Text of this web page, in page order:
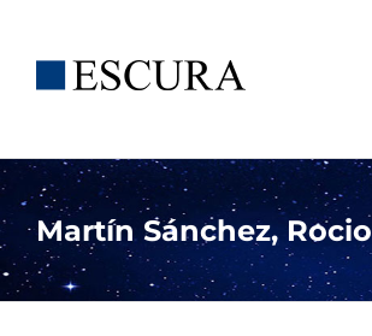
contenido
Martín Sánchez, Rocio